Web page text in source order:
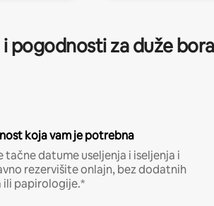
i pogodnosti za duže
koja vam je potrebna
tačne datume useljenja i iseljenja i
rezervišite onlajn, bez dodatnih
ili papirologije.*